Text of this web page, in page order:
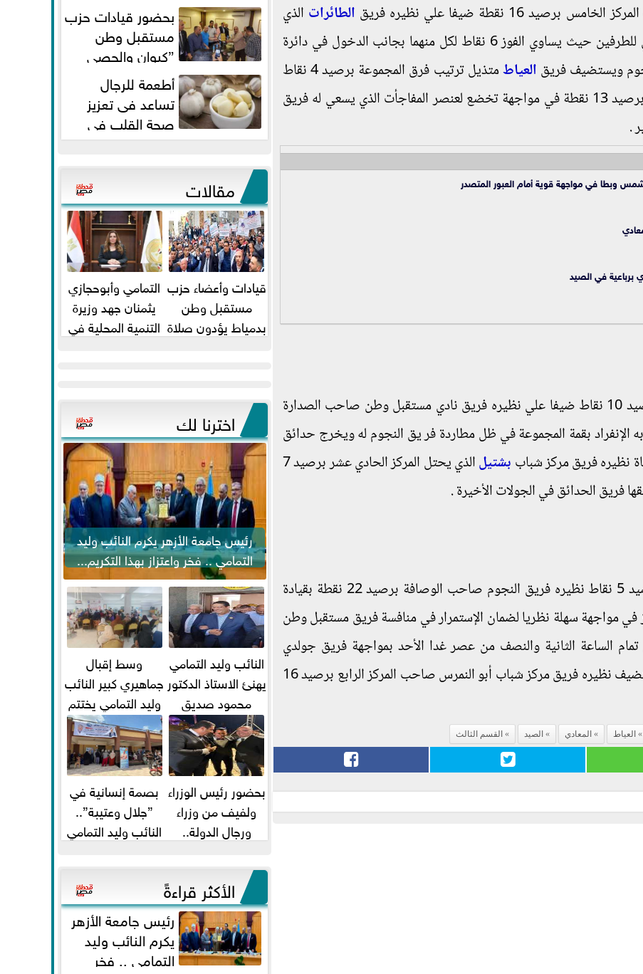
برصيد 16 نقطة ضيفا علي نظيره فريق الطائرات الذي
يحتل المركز الثالث برصيد 16 نقطة في لقاء ناري للطرفين حيث يساوي الفوز 6 نقاط لكل منهما بجانب الدخول في دائرة
ويستضيف فريق العياط
متذيل ترتيب فرق المجموعة برصيد 4 نقاط
الذي يأتي في المركز السابع برصيد 13 نقطة في مواجهة تخضع لعنصر المفاجأت الذي يسعي له فريق
.
وبطا في مواجهة قوية أمام العبور المتصدر
برباعية في الصيد
كما يحل فريق كاسكادا صاحب المركز الثامن برصيد 10 نقاط ضيفا علي نظيره فريق نادي مستقبل وطن صاحب الصدارة
به الإنفراد بقمة المجموعة في ظل مطاردة فر يق النجوم له ويخرج حدائق
بشتيل
الذي يحتل المركز الحادي عشر برصيد 7
فريق الحدائق في الجولات الأخيرة .
ويستضيف صول صاحب المركز الثاني عشر برصيد 5 نقاط نظيره فريق النجوم صاحب الوصافة برصيد 22 نقطة بقيادة
في مواجهة سهلة نظريا لضمان الإستمرار في منافسة فريق مستقبل وطن
الساعة الثانية والنصف من عصر غدا الأحد بمواجهة فريق جولدي
صاحب المركز السادس برصيد 14 نقطة عندما يستضيف نظيره فريق مركز شباب أبو النمرس صاحب المركز الرابع برصيد 16
العياط المعادي الصيد القسم الثالث
بحضور قيادات حزب
مستقبل وطن
”كيوان والحصي
والتمامي وابوحجازي وعيسي” أمانه
كفر...
أطعمة للرجال
تساعد فى تعزيز
صحة القلب فى
سن الأربعين
مقالات
قيادات وأعضاء حزب
مستقبل وطن
بدمياط يؤدون صلاة
التمامي وأبوحجازي
يثمنان جهد وزيرة
التنمية المحلية في
اخترنا لك
رئيس جامعة الأزهر يكرم النائب وليد
التمامي .. فخر واعتزاز بهذا التكريم...
النائب وليد التمامي
يهنئ الاستاذ الدكتور
محمود صديق
تكليفة قائم باعمال
...
وسط إقبال
جماهيري كبير النائب
وليد التمامي يختتم
أضخم قافلة طبية
مجانية...
بحضور رئيس الوزراء
ولفيف من وزراء
ورجال الدولة..
ومحمد...
بصمة إنسانية في
”جلال وعتيبة”..
النائب وليد التمامي
شيحة يداويان...
الأكثر قراءةً
رئيس جامعة الأزهر
يكرم النائب وليد
التمامي .. فخر